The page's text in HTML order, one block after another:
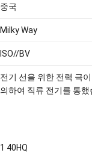
중국
Milky Way
ISO//BV
전기 선을 위한 전력 극
의하여 직류 전기를 통
1 40HQ